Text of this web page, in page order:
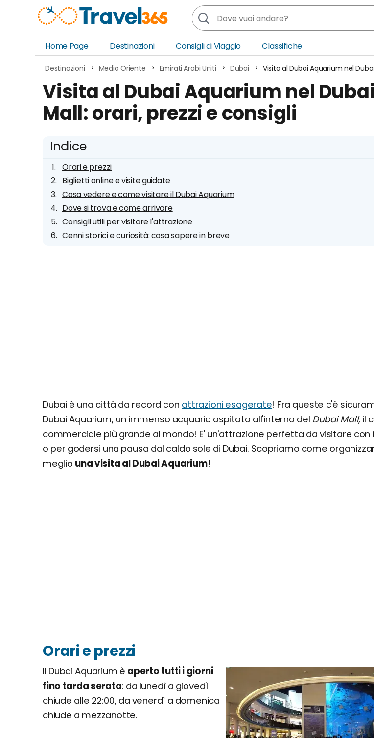
Home Page
Destinazioni
Africa
Asia
Europa
Nord America
America Centrale
Sud America
Medio Oriente
Consigli di Viaggio Classifiche
Destinazioni Medio Oriente Emirati Arabi Uniti Dubai Visita al Dubai Aquarium nel
Visita al Dubai Aquarium nel Dubai
Mall: orari, prezzi e consigli
Indice
Orari e prezzi
Biglietti online e visite guidate
Cosa vedere e come visitare il Dubai Aquarium
Dove si trova e come arrivare
Consigli utili per visitare l'attrazione
Cenni storici e curiosità: cosa sapere in breve
Dubai è una città da record con attrazioni esagerate! Fra queste c'è
Dubai Aquarium, un immenso acquario ospitato all'interno del Dubai Mall, il
commerciale più grande al mondo! E' un'attrazione perfetta da visitare con
o per godersi una pausa dal caldo sole di Dubai. Scopriamo come
meglio una visita al Dubai Aquarium!
Orari e prezzi
Il Dubai Aquarium è aperto tutti i giorni
fino tarda serata: da lunedì a giovedì
chiude alle 22:00, da venerdì a domenica
chiude a mezzanotte.